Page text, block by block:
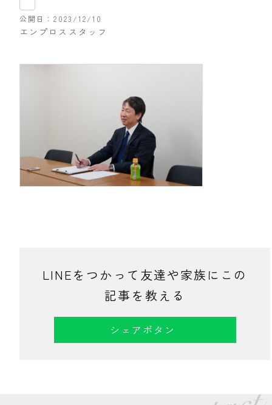
公開日 2023/12/10
エンプロススタッフ
LINEをつかって友達や家族にこの
記事を教える
シェアボタン